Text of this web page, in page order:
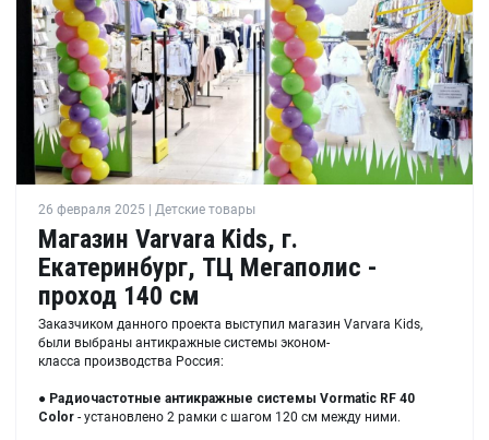
26 февраля 2025 | Детские товары
Магазин Varvara Kids, г.
Екатеринбург, ТЦ Мегаполис -
проход 140 см
Заказчиком данного проекта выступил магазин Varvara Kids,
были выбраны антикражные системы эконом-
класса производства Россия:
● Радиочастотные антикражные системы Vormatic RF 40
Color - установлено 2 рамки с шагом 120 см между ними.